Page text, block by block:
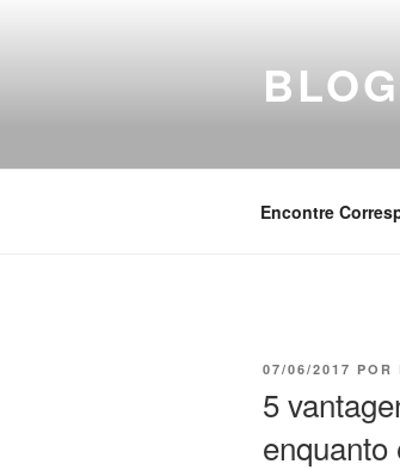
Encontre
PUBLICADO
07/06/2017 POR
5